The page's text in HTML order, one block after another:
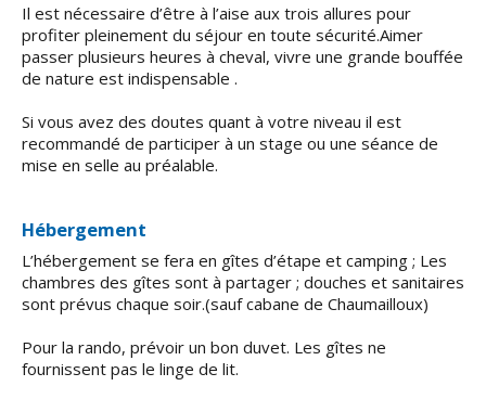
Il est nécessaire d’être à l’aise aux trois allures pour
profiter pleinement du séjour en toute sécurité.Aimer
passer plusieurs heures à cheval, vivre une grande bouffée
de nature est indispensable .
Si vous avez des doutes quant à votre niveau il est
recommandé de participer à un stage ou une séance de
mise en selle au préalable.
Hébergement
L’hébergement se fera en gîtes d’étape et camping ; Les
chambres des gîtes sont à partager ; douches et sanitaires
sont prévus chaque soir.(sauf cabane de Chaumailloux)
Pour la rando, prévoir un bon duvet. Les gîtes ne
fournissent pas le linge de lit.